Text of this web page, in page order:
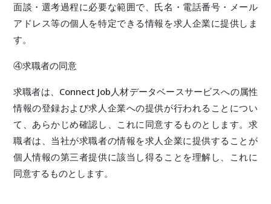
面談・選考過程に必要な範囲で、氏名・電話番号・メール
アドレス等の個人を特定できる情報を求人企業に提供しま
す。
④求職者の同意
求職者は、Connect Job人材データベースサービスへの属性
情報の登録および求人企業への提供が行われることについ
て、あらかじめ確認し、これに同意するものとします。求
職者は、当社が求職者の情報を求人企業に提供することが
個人情報の第三者提供に該当し得ることを理解し、これに
同意するものとします。